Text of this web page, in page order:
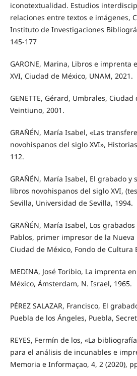
iconotextualidad. Estudios
relaciones entre textos e imágenes,
Instituto de Investigaciones
145-177
GARONE, Marina, Libros e imprenta
XVI, Ciudad de México, UNAM, 2021.
GENETTE, Gérard, Umbrales,
Veintiuno, 2001.
GRAÑÉN, María Isabel, «Las
novohispanos del siglo XVI»,
112.
GRAÑÉN, María Isabel, El grabado y
libros novohispanos del siglo XVI,
Sevilla, Universidad de Sevilla, 1994.
GRAÑÉN, María Isabel, Los
Pablos, primer impresor de la Nueva
Ciudad de México, Fondo de Cultura
MEDINA, José Toribio, La imprenta
México, Ámsterdam, N. Israel, 1965.
PÉREZ SALAZAR, Francisco, El
Puebla de los Ángeles, Puebla,
REYES, Fermín de los, «La
para el análisis de incunables e
Memoria e Informaçao, 4, 2 (2020),